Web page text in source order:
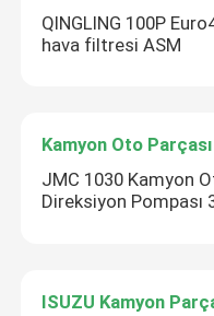
QINGLING 100P
hava filtresi ASM
Kamyon Oto Parçası
JMC 1030 Kamyon
Direksiyon Pompası
ISUZU Kamyon